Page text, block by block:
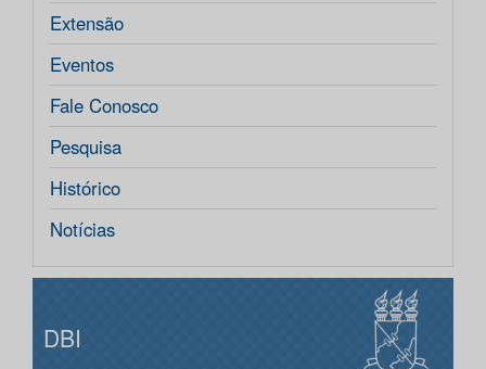
Extensão
Eventos
Fale Conosco
Pesquisa
Histórico
Notícias
DBI